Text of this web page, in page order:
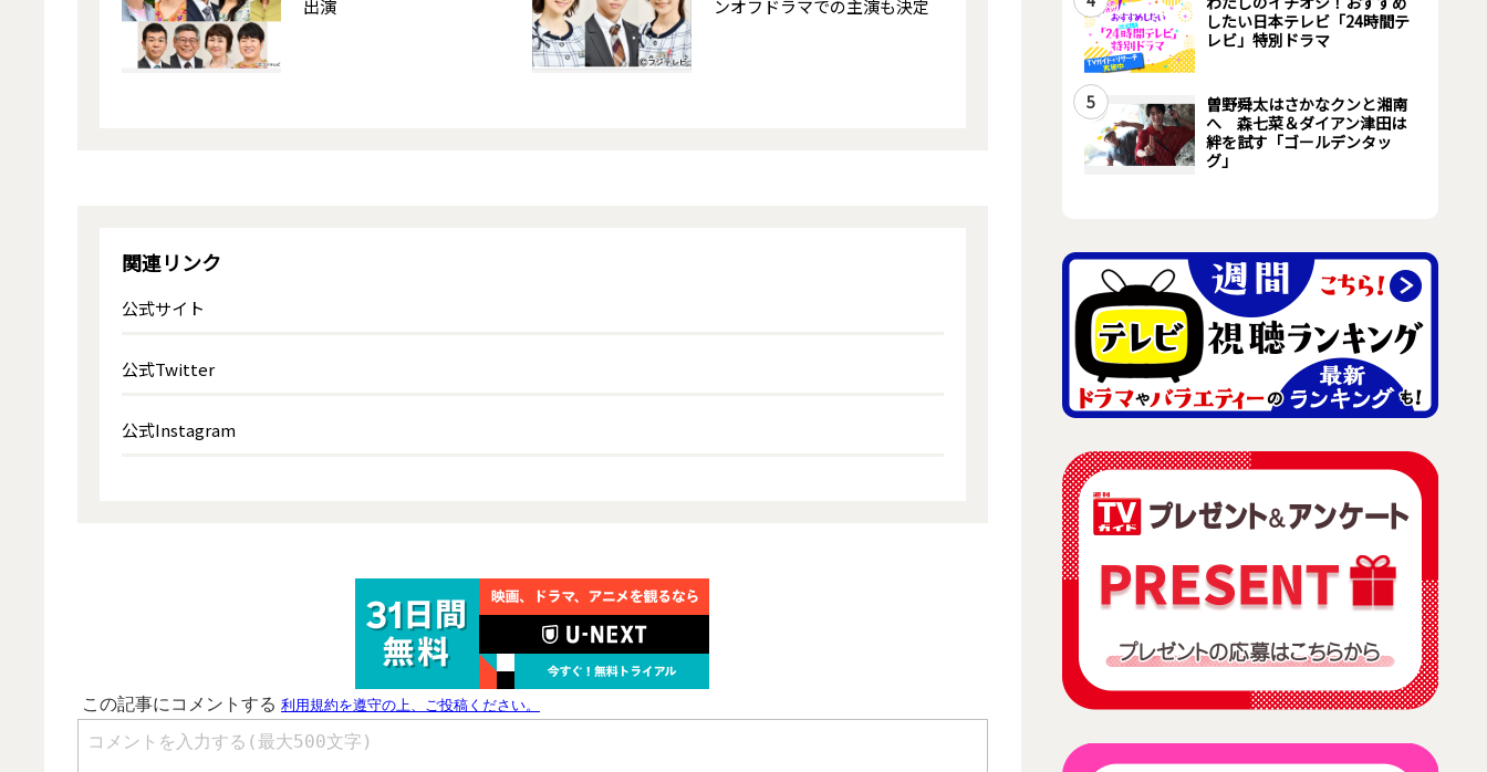
出演
ンオフドラマでの主演も決定
関連リンク
公式サイト
公式Twitter
公式Instagram
したい日本テレビ「24時間テ
レビ」特別ドラマ
5
曽野舜太はさかなクンと湘南
へ 森七菜＆ダイアン津田は
絆を試す「ゴールデンタッ
グ」